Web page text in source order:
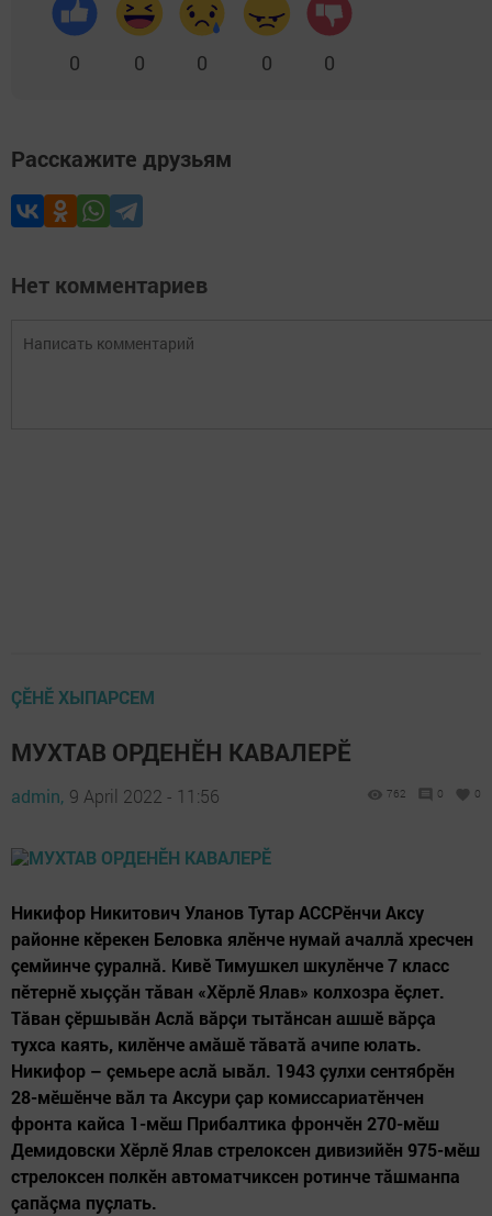
0 0 0 0 0
Расскажите друзьям
Нет комментариев
ÇӖНӖ ХЫПАРСЕМ
МУХТАВ ОРДЕНӖН КАВАЛЕРӖ
admin, 9 April 2022 - 11:56 762 0 0
Никифор Никитович Уланов Тутар АССРӗнчи Аксу
районне кӗрекен Беловка ялӗнче нумай ачаллă хресчен
çемйинче çуралнă. Кивӗ Тимушкел шкулӗнче 7 класс
пӗтернӗ хыççăн тăван «Хӗрлӗ Ялав» колхозра ӗçлет.
Тăван çӗршывăн Аслă вăрçи тытăнсан ашшӗ вăрçа
тухса каять, килӗнче амăшӗ тăватă ачипе юлать.
Никифор – çемьере аслă ывăл. 1943 çулхи сентябрӗн
28-мӗшӗнче вăл та Аксури çар комиссариатӗнчен
фронта кайса 1-мӗш Прибалтика фрончӗн 270-мӗш
Демидовски Хӗрлӗ Ялав стрелоксен дивизийӗн 975-мӗш
стрелоксен полкӗн автоматчиксен ротинче тăшманпа
çапăçма пуçлать.